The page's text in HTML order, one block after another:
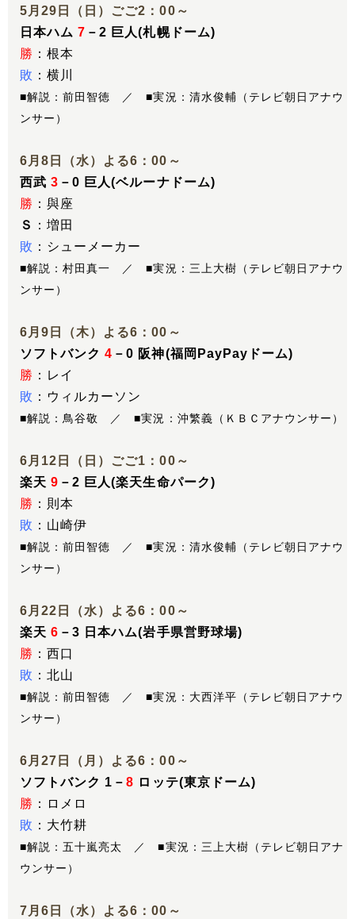
5月29日（日）ごご2：00～
日本ハム7 －2 巨人(札幌ドーム)
勝 ：根本
敗 ：横川
■解説：前田智徳 ／ ■実況：清水俊輔（テレビ朝日アナウ
ンサー）
6月8日（水）よる6：00～
西武3 －0 巨人(ベルーナドーム)
勝 ：與座
Ｓ
：増田
敗 ：シューメーカー
■解説：村田真一 ／ ■実況：三上大樹（テレビ朝日アナウ
ンサー）
6月9日（木）よる6：00～
ソフトバンク4 －0 阪神(福岡PayPayドーム)
勝 ：レイ
敗 ：ウィルカーソン
■解説：鳥谷敬 ／ ■実況：沖繁義（ＫＢＣアナウンサー）
6月12日（日）ごご1：00～
楽天9 －2 巨人(楽天生命パーク)
勝 ：則本
敗 ：山崎伊
■解説：前田智徳 ／ ■実況：清水俊輔（テレビ朝日アナウ
ンサー）
6月22日（水）よる6：00～
楽天6 －3 日本ハム(岩手県営野球場)
勝 ：西口
敗 ：北山
■解説：前田智徳 ／ ■実況：大西洋平（テレビ朝日アナウ
ンサー）
6月27日（月）よる6：00～
ソフトバンク 1－8 ロッテ(東京ドーム)
勝 ：ロメロ
敗 ：大竹耕
■解説：五十嵐亮太 ／ ■実況：三上大樹（テレビ朝日アナ
ウンサー）
7月6日（水）よる6：00～